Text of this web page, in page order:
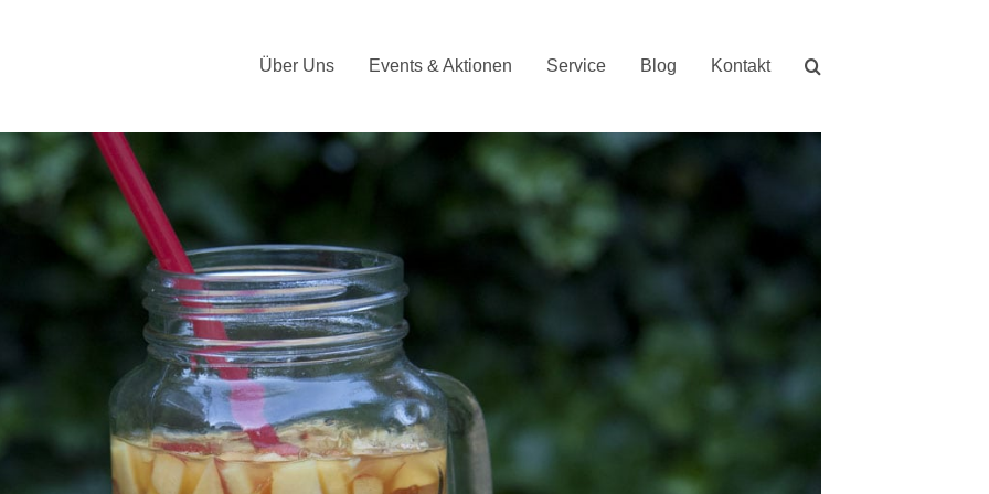
Über Uns Events & Aktionen Service Blog Kontakt